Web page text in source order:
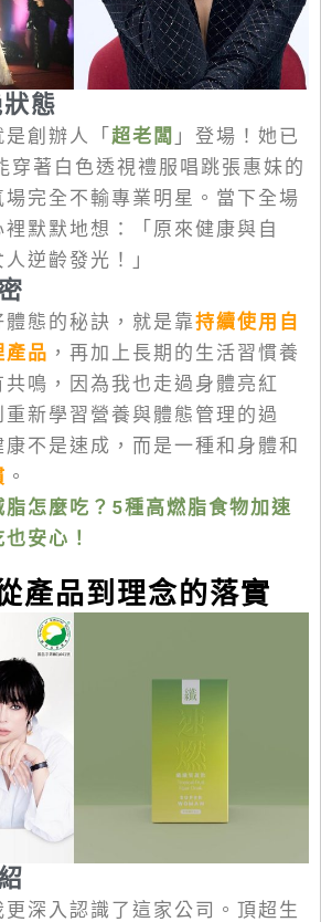
態
創辦人「 超老闆 」登場！她已
穿著白色透視禮服唱跳張惠妹的
完全不輸專業明星。當下全場
默默地想：「原來健康與自
逆齡發光！」
態的秘訣，就是靠持續使用自
產品 ，再加上長期的生活習慣養
鳴，因為我也走過身體亮紅
重新學習營養與體態管理的過
不是速成，而是一種和身體和
。
怎麼吃？5種高燃脂食物加速
安心！
產品到理念的落實
深入認識了這家公司。頂超生